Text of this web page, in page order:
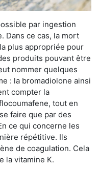
par ingestion
Dans ce cas, la mort
plus appropriée pour
produits pouvant être
nommer quelques
: la bromadiolone ainsi
compter la
tout en
faire que par des
ce qui concerne les
répétitive. Ils
de coagulation. Cela
la vitamine K.